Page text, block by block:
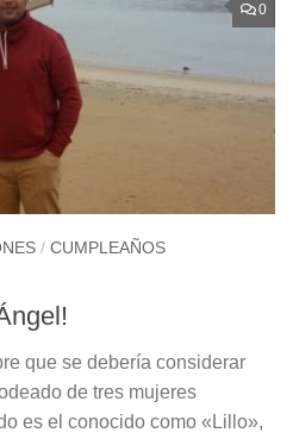
0
/ CUMPLEAÑOS
que se debería considerar
de tres mujeres
es el conocido como «Lillo»,